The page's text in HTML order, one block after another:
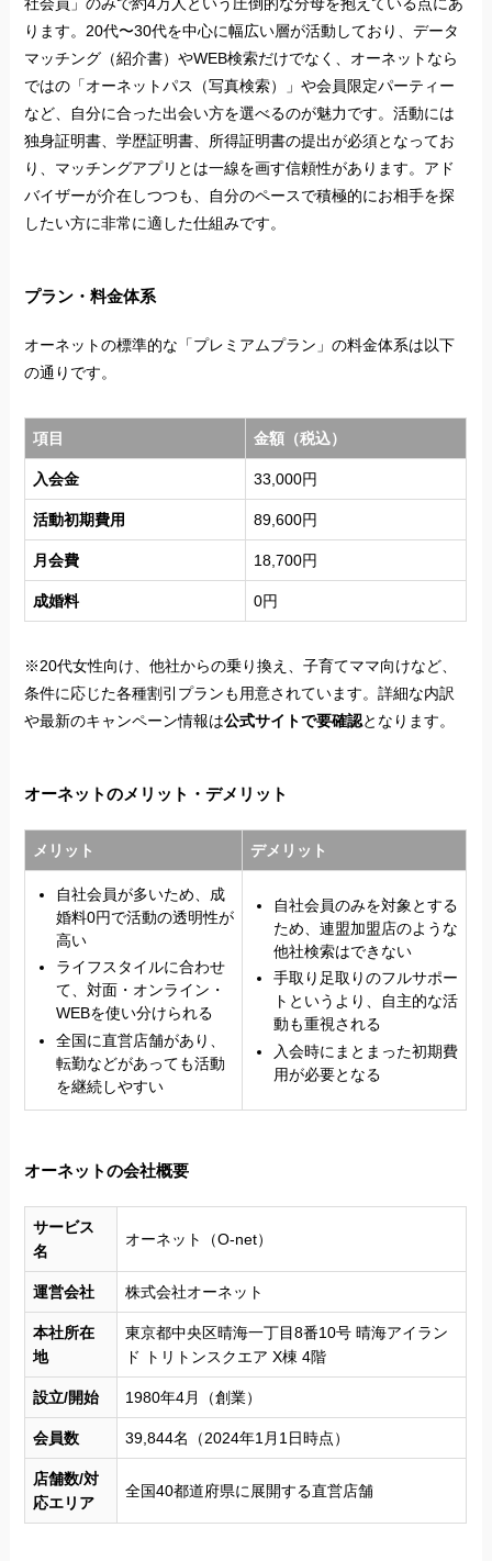
ります。20代〜30代を中心に幅広い層が活動しており、データ
マッチング（紹介書）やWEB検索だけでなく、オーネットなら
ではの「オーネットパス（写真検索）」や会員限定パーティー
など、自分に合った出会い方を選べるのが魅力です。活動には
独身証明書、学歴証明書、所得証明書の提出が必須となってお
り、マッチングアプリとは一線を画す信頼性があります。アド
バイザーが介在しつつも、自分のペースで積極的にお相手を探
したい方に非常に適した仕組みです。
プラン・料金体系
オーネットの標準的な「プレミアムプラン」の料金体系は以下
の通りです。
項目 金額（税込）
入会金 33,000円
活動初期費用 89,600円
月会費 18,700円
成婚料 0円
※20代女性向け、他社からの乗り換え、子育てママ向けなど、
条件に応じた各種割引プランも用意されています。詳細な内訳
や最新のキャンペーン情報は公式サイトで要確認となります。
オーネットのメリット・デメリット
メリット デメリット
自社会員が多いため、成
婚料0円で活動の透明性が
高い
ライフスタイルに合わせ
て、対面・オンライン・
WEBを使い分けられる
全国に直営店舗があり、
転勤などがあっても活動
を継続しやすい
自社会員のみを対象とする
ため、連盟加盟店のような
他社検索はできない
手取り足取りのフルサポー
トというより、自主的な活
動も重視される
入会時にまとまった初期費
用が必要となる
オーネットの会社概要
サービス
名
オーネット（O-net）
運営会社 株式会社オーネット
本社所在
地
東京都中央区晴海一丁目8番10号 晴海アイラン
ド トリトンスクエア X棟 4階
設立/開始 1980年4月（創業）
会員数 39,844名（2024年1月1日時点）
店舗数/対
応エリア
全国40都道府県に展開する直営店舗